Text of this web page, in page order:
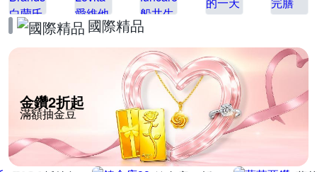
國際精品
金鑽2折起
滿額抽金豆